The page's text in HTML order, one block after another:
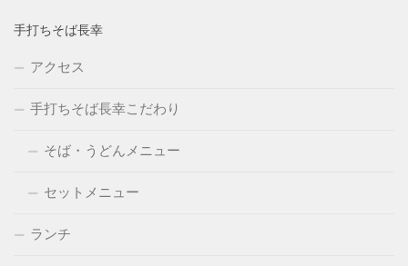
手打ちそば長幸
アクセス
手打ちそば長幸こだわり
そば・うどんメニュー
セットメニュー
ランチ